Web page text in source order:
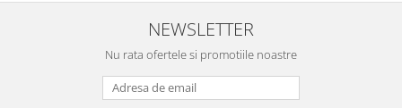
NEWSLETTER
Nu rata ofertele si promotiile noastre